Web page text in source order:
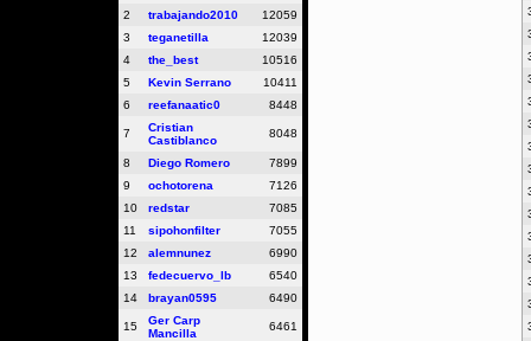
2
trabajando2010
12059
3
teganetilla
12039
4
the_best
10516
5
Kevin Serrano
10411
6
reefanaatic0 8448
7
Cristian
Castiblanco
8048
8 Diego Romero
7899
9
ochotorena
7126
10
redstar
7085
11
sipohonfilter
7055
12
alemnunez
6990
13
fedecuervo_lb
6540
14
brayan0595 6490
15
Ger Carp
Mancilla
6461